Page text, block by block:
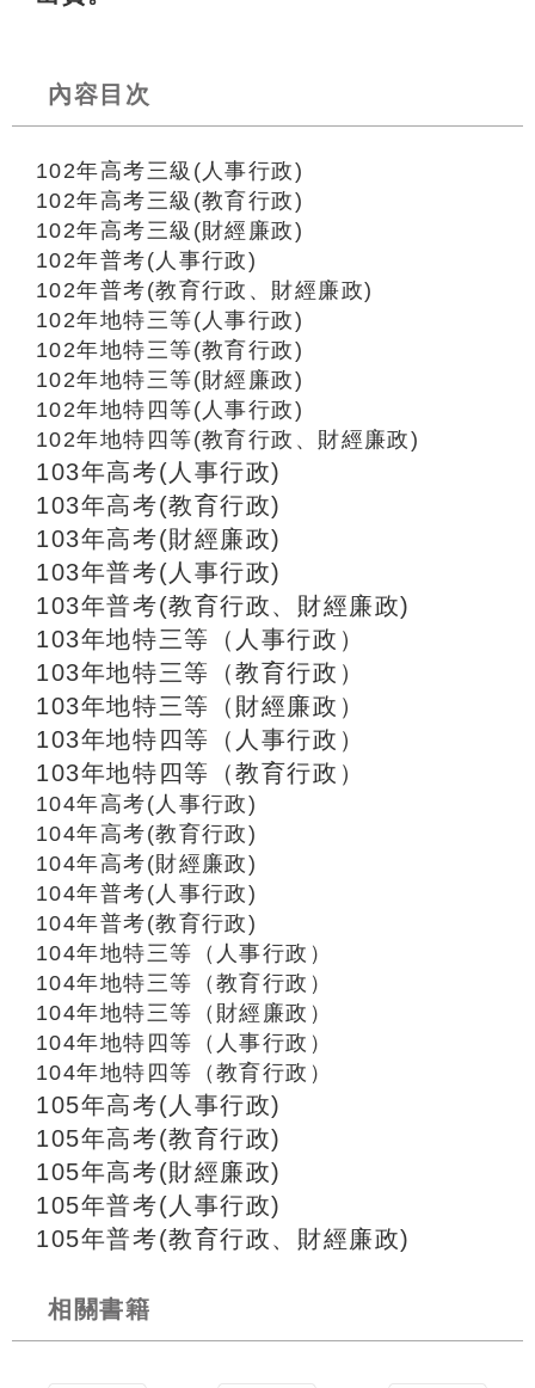
內容目次
102年高考三級(人事行政)
102年高考三級(教育行政)
102年高考三級(財經廉政)
102年普考(人事行政)
102年普考(教育行政、財經廉政)
102年地特三等(人事行政)
102年地特三等(教育行政)
102年地特三等(財經廉政)
102年地特四等(人事行政)
102年地特四等(教育行政、財經廉政)
103年高考(人事行政)
103年高考(教育行政)
103年高考(財經廉政)
103年普考(人事行政)
103年普考(教育行政、財經廉政)
103年地特三等（人事行政）
103年地特三等（教育行政）
103年地特三等（財經廉政）
103年地特四等（人事行政）
103年地特四等（教育行政）
104年高考(人事行政)
104年高考(教育行政)
104年高考(財經廉政)
104年普考(人事行政)
104年普考(教育行政)
104年地特三等（人事行政）
104年地特三等（教育行政）
104年地特三等（財經廉政）
104年地特四等（人事行政）
104年地特四等（教育行政）
105年高考(人事行政)
105年高考(教育行政)
105年高考(財經廉政)
105年普考(人事行政)
105年普考(教育行政、財經廉政)
相關書籍